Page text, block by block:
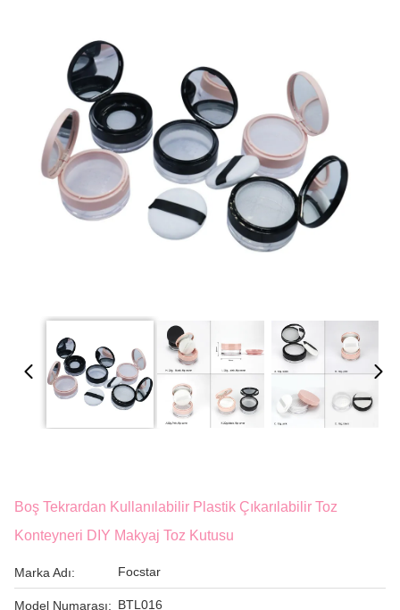
Boş Tekrardan Kullanılabilir Plastik Çıkarılabilir Toz
Konteyneri DIY Makyaj Toz Kutusu
Marka Adı: Focstar
Model Numarası: BTL016